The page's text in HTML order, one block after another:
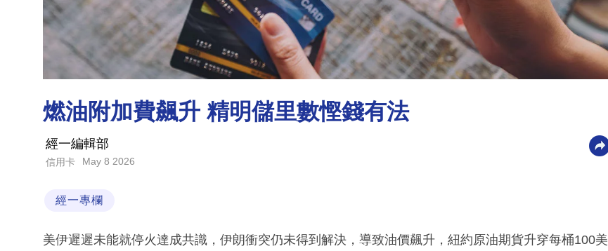
燃油附加費飆升 精明儲里數慳錢有法
經一編輯部
信用卡 May 8 2026
經一專欄
美伊遲遲未能就停火達成共識，伊朗衝突仍未得到解決，導致油價飆升，紐約原油期貨升穿每桶100美